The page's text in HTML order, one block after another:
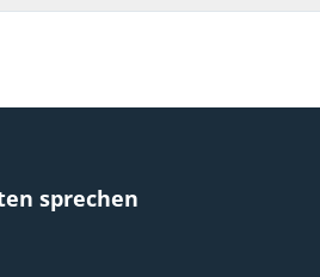
sprechen